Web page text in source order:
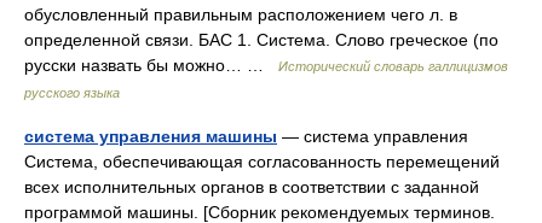
обусловленный правильным расположением чего л. в
определенной связи. БАС 1. Система. Слово греческое (по
русски назвать бы можно… …
Исторический словарь галлицизмов
русского языка
система управления машины — система управления
Система, обеспечивающая согласованность перемещений
всех исполнительных органов в соответствии с заданной
программой машины. [Сборник рекомендуемых терминов.